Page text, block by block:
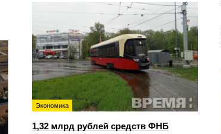
Экономика
1,32 млрд рублей средств ФНБ